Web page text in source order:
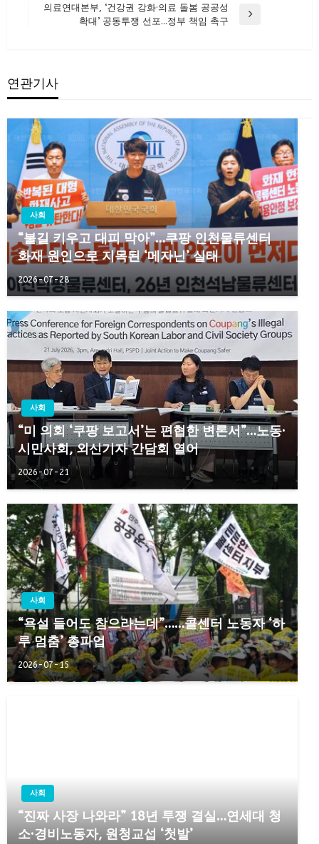
Post의료연대본부, ‘건강권 강화·의료 돌봄 공공성
확대’ 공동투쟁 선포…정부 책임 촉구
연관기사
사회
“불길 키우고 대피 막아”…쿠팡 인천물류센터
화재 원인으로 지목된 ‘메자닌’ 실태
2026-07-28
사회
“미 의회 ‘쿠팡 보고서’는 편협한 변론서”…노동·
시민사회, 외신기자 간담회 열어
2026-07-21
사회
“욕설 들어도 참으라는데”……콜센터 노동자 ‘하
루 멈춤’ 총파업
2026-07-15
사회
“진짜 사장 나와라” 18년 투쟁 결실…연세대 청
소·경비노동자, 원청교섭 ‘첫발’